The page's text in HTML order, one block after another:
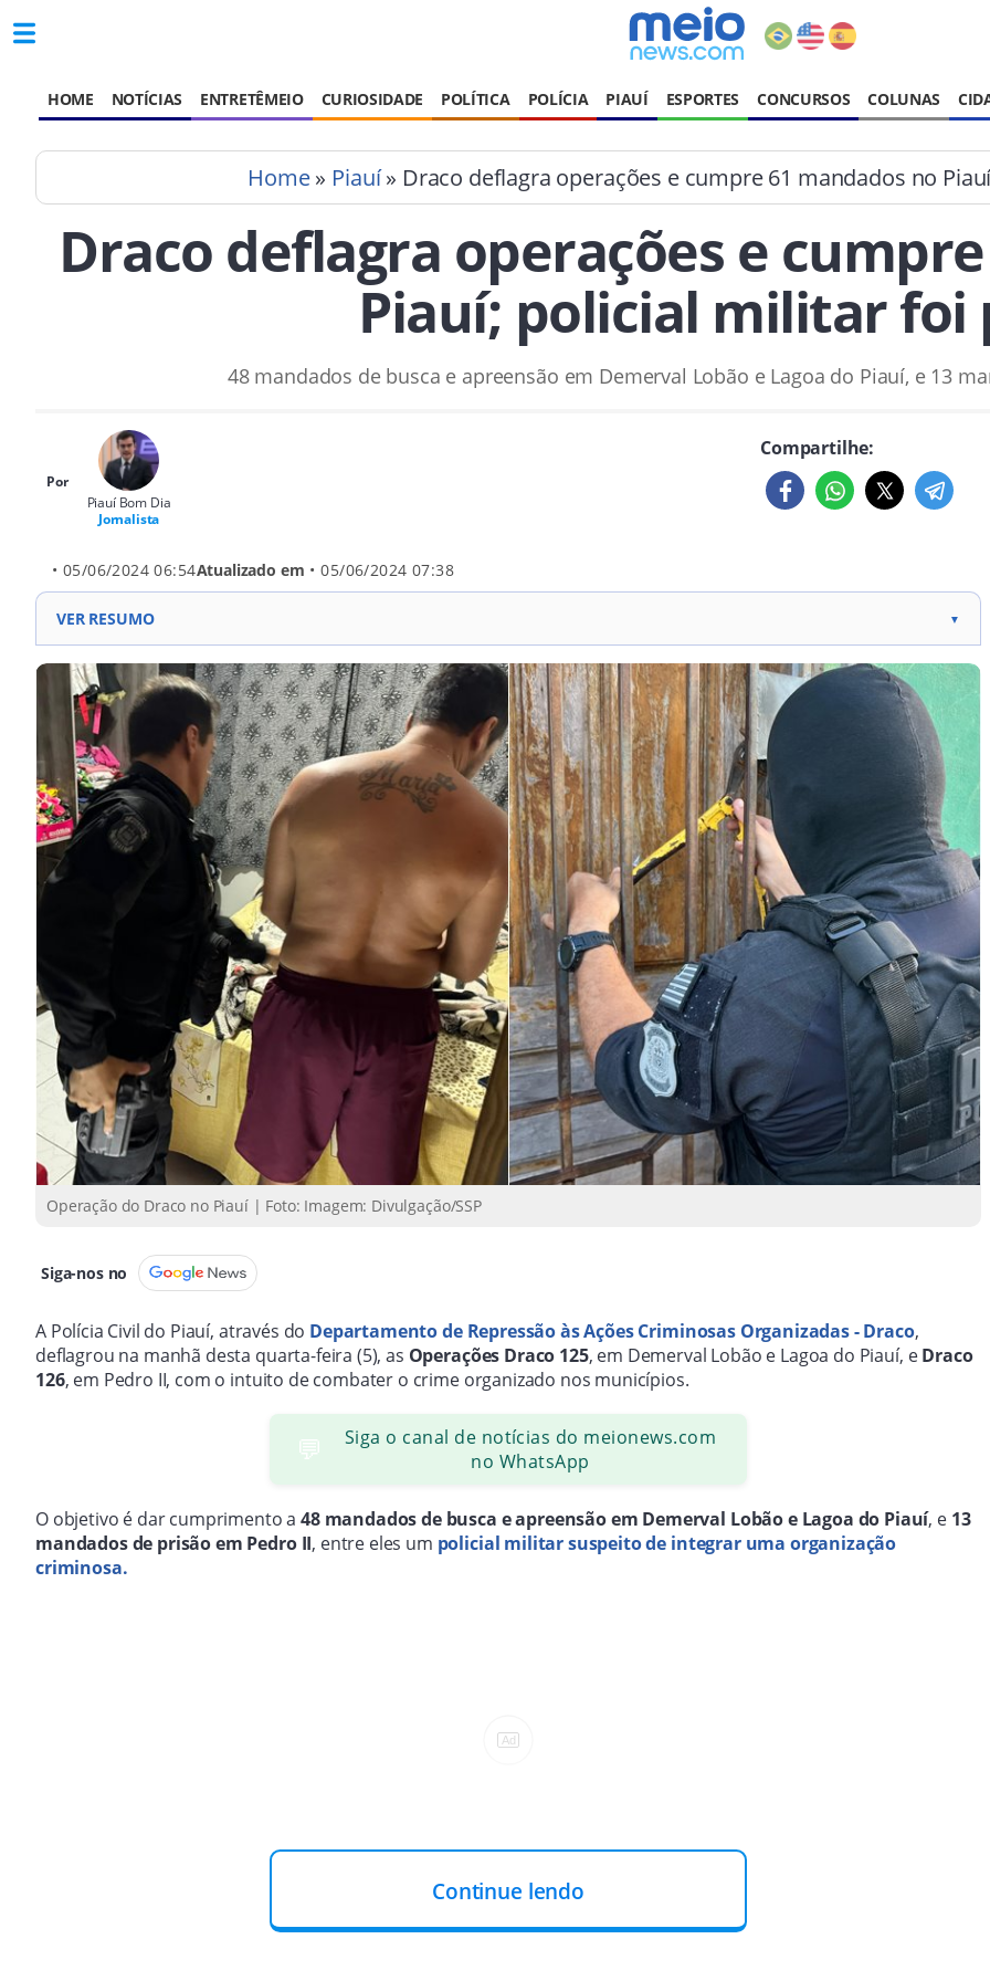
HOME NOTÍCIAS ENTRETÊMEIO CURIOSIDADE POLÍTICA POLÍCIA PIAUÍ ESPORTES CONCURSOS COLUNAS
Home» Piauí» Draco deflagra operações e cumpre 61 mandados no
Draco deflagra operações e
Piauí; policial militar foi
48 mandados de busca e apreensão em Demerval Lobão e Lagoa do Piauí, e 13
Por
Piauí Bom Dia
Jornalista
• 05/06/2024 06:54Atualizado em • 05/06/2024 07:38
Compartilhe:
VER RESUMO ▼
Operações Draco 125 e 126: Deflagradas pela Polícia Civil do Piauí para combater o crime organizado em
Demerval Lobão, Lagoa do Piauí e Pedro II. Objetivo das Operações: Cumprir 48 mandados de busca e
apreensão em Demerval Lobão e Lagoa do Piauí, e 13 mandados de prisão em Pedro II. Apoio às Operações:
Realizadas com o apoio de diversas unidades policiais, incluindo Denarc, DGO, Choque, Rone, BEPI e 17º
Batalhão da Polícia Militar.
Operação do Draco no Piauí | Foto: Imagem: Divulgação/SSP
Siga-nos no
A Polícia Civil do Piauí, através do Departamento de Repressão às Ações Criminosas Organizadas - Draco,
deflagrou na manhã desta quarta-feira (5), as Operações Draco 125, em Demerval Lobão e Lagoa do Piauí, eDraco
126, em Pedro II, com o intuito de combater o crime organizado nos municípios.
💬
Siga o canal de notícias do meionews.com
no WhatsApp
O objetivo é dar cumprimento a48 mandados de busca e apreensão em Demerval Lobão e Lagoa do Piauí, e 13
mandados de prisão em Pedro II, entre eles um policial militar suspeito de integrar uma organização
criminosa.
Continue lendo